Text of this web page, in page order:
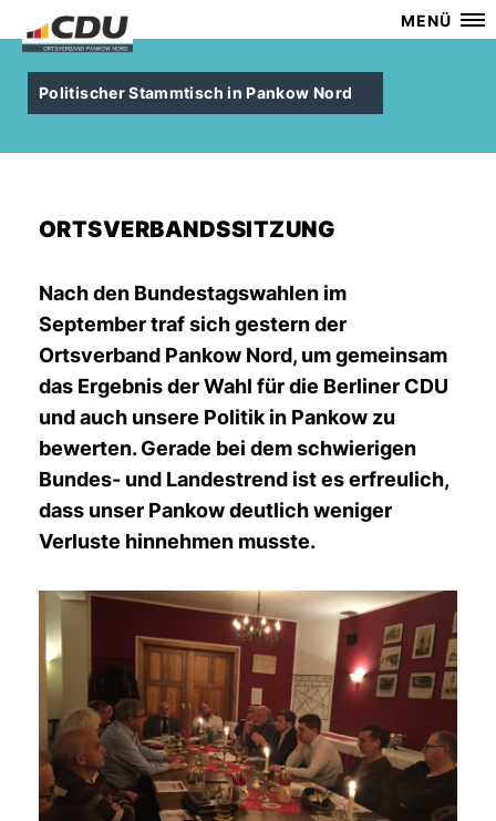
MENÜ
Politischer Stammtisch in Pankow Nord
ORTSVERBANDSSITZUNG
Nach den Bundestagswahlen im
September traf sich gestern der
Ortsverband Pankow Nord, um gemeinsam
das Ergebnis der Wahl für die Berliner CDU
und auch unsere Politik in Pankow zu
bewerten. Gerade bei dem schwierigen
Bundes- und Landestrend ist es erfreulich,
dass unser Pankow deutlich weniger
Verluste hinnehmen musste.